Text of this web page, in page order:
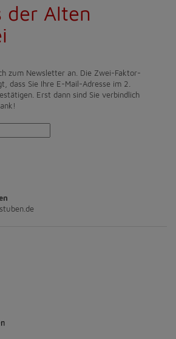
der Alten
zum Newsletter an. Die Zwei-Faktor-
dass Sie Ihre E-Mail-Adresse im 2.
Erst dann sind Sie verbindlich